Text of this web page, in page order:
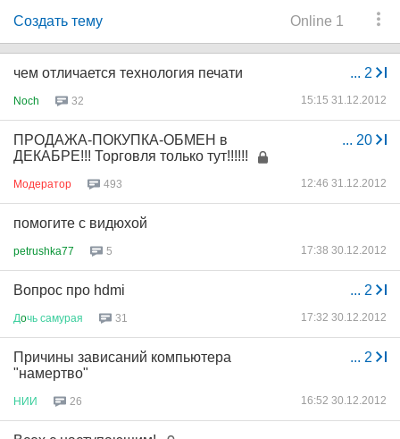
Online 1
Создать тему
... 2
чем отличается технология печати
Noch 32 15:15 31.12.2012
... 20
ПРОДАЖА-ПОКУПКА-ОБМЕН в
ДЕКАБРЕ!!! Торговля только тут!!!!!!
Модератор 493 12:46 31.12.2012
помогите с видюхой
petrushka77 5 17:38 30.12.2012
... 2
Вопрос про hdmi
Дoчь самурая 31 17:32 30.12.2012
... 2
Причины зависаний компьютера
"намертво"
НИИ 26 16:52 30.12.2012